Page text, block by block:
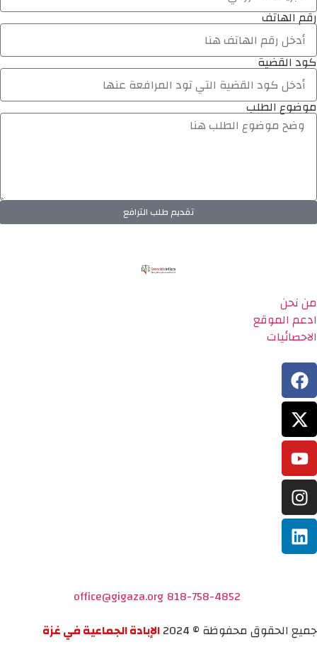
رقم الهاتف
كود القضية
موضوع الطلب
تقديم طلب الترافع
من نحن
ادعم الموقع
الاحصائيات
818-758-4852
office@gigaza.org
جميع الحقوق محفوظة © 2024
الإبادة الجماعية في غزة